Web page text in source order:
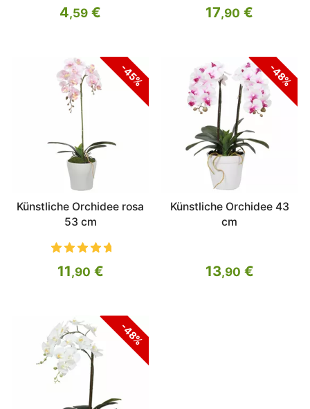
4,59 € 17,90 €
-45%
Künstliche Orchidee rosa
53 cm
11,90 €
-48%
Künstliche Orchidee 43
cm
13,90 €
-48%